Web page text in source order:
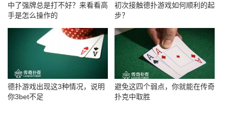
中了强牌总是打不好？来看看高
手是怎么操作的
初次接触德扑游戏如何顺利的起
步？
德扑游戏出现这3种情况，说明
你3bet不足
避免这四个弱点，你就能在传奇
扑克中取胜